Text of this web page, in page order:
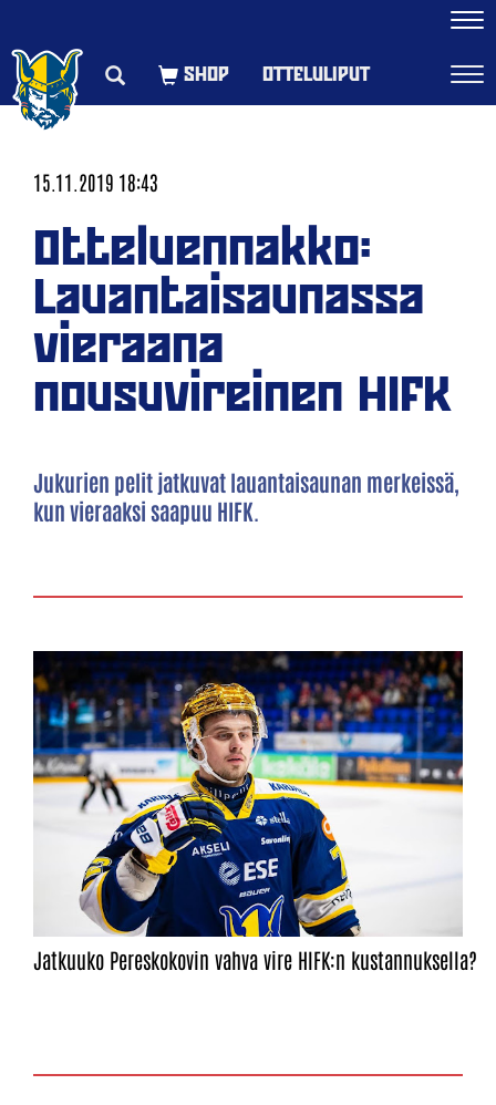
OTTELULIPUT
15.11.2019 18:43
Otteluennakko:
Lauantaisaunassa
vieraana
nousuvireinen HIFK
Jukurien pelit jatkuvat lauantaisaunan merkeissä,
kun vieraaksi saapuu HIFK.
Jatkuuko Pereskokovin vahva vire HIFK:n kustannuksella?